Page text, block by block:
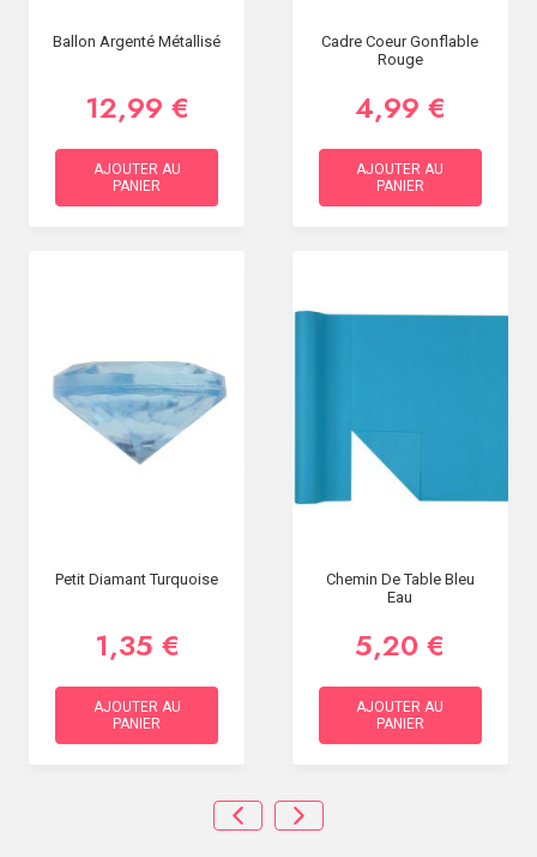
Ballon Argenté Métallisé
12,99 €
AJOUTER AU
PANIER
Cadre Coeur Gonflable
Rouge
4,99 €
AJOUTER AU
PANIER
Petit Diamant Turquoise
1,35 €
AJOUTER AU
PANIER
Chemin De Table Bleu
Eau
5,20 €
AJOUTER AU
PANIER